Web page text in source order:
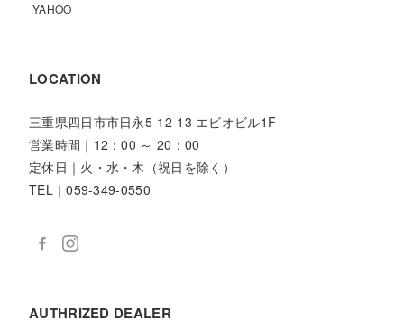
YAHOO
LOCATION
三重県四日市市日永5-12-13 エビオビル1F
営業時間｜12：00 ～ 20：00
定休日｜火・水・木（祝日を除く）
TEL｜059-349-0550
AUTHRIZED DEALER